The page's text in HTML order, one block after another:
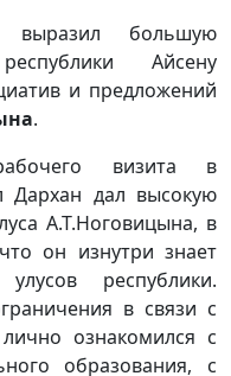
большую
Айсену
и предложений
.
визита в
Дархан дал высокую
А.Т.Ноговицына, в
он изнутри знает
республики.
в связи с
ознакомился с
образования, с